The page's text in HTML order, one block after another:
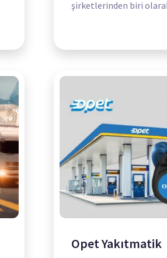
şirketlerinden biri
Opet Yakıtmatik